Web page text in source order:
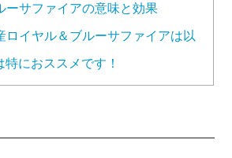
ーサファイアの意味と効果
ロイヤル＆ブルーサファイアは以
におススメです！